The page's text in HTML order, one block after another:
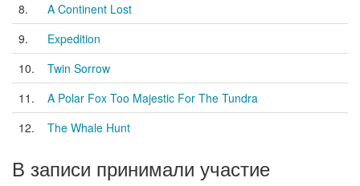
8.
A Continent Lost
9.
Expedition
10.
Twin Sorrow
11.
A Polar Fox Too Majestic For The Tundra
12.
The Whale Hunt
В записи принимали участие